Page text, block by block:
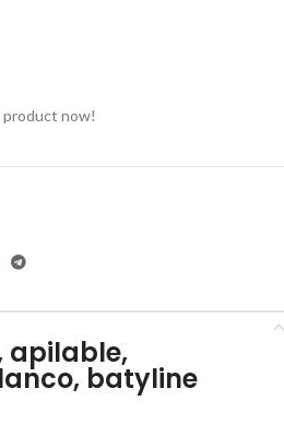
now!
apilable,
batyline